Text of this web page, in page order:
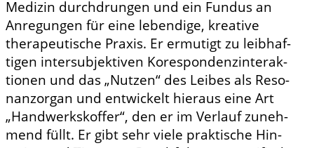
Medizin durchdrungen und ein Fundus an
Anregungen für eine lebendige, kreative
therapeutische Praxis. Er ermutigt zu leibhaf­
tigen intersubjektiven Korespondenzinterak­
tionen und das „Nutzen“ des Leibes als Reso­
nanzorgan und entwickelt hieraus eine Art
„Handwerkskoffer“, den er im Verlauf zuneh­
mend füllt. Er gibt sehr viele praktische Hin­